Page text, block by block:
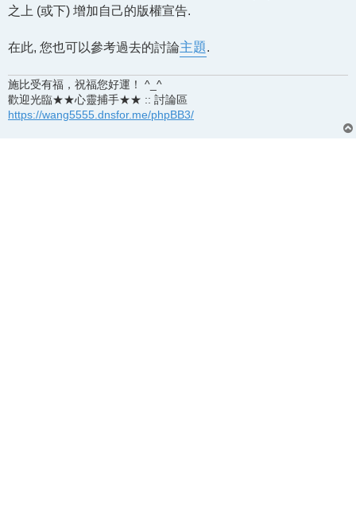
之上 (或下) 增加自己的版權宣告.
在此, 您也可以參考過去的討論主題.
施比受有福，祝福您好運！ ^_^
歡迎光臨★★心靈捕手★★ :: 討論區
https://wang5555.dnsfor.me/phpBB3/